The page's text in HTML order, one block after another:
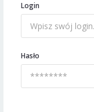
Login
Hasło